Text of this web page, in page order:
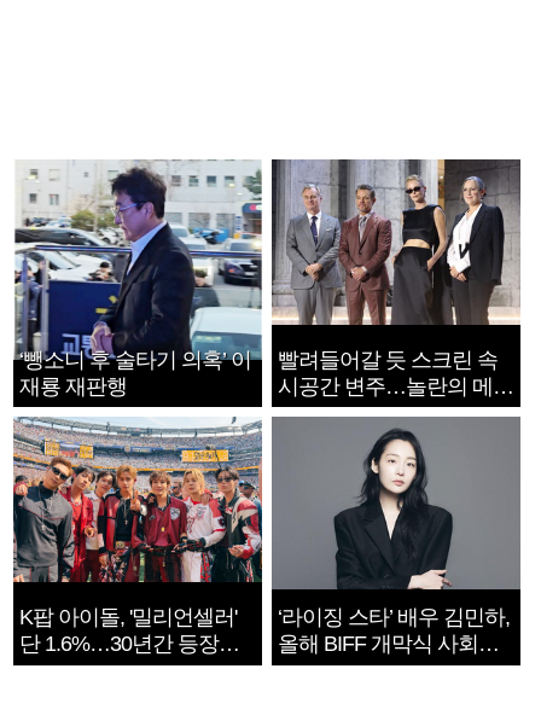
‘뺑소니 후 술타기 의혹’ 이
재룡 재판행
빨려들어갈 듯 스크린 속
시공간 변주…놀란의 메시
지는 ‘전쟁 속죄’
K팝 아이돌, '밀리언셀러'
단 1.6%…30년간 등장
1182개팀 전수조사
‘라이징 스타’ 배우 김민하,
올해 BIFF 개막식 사회자
확정